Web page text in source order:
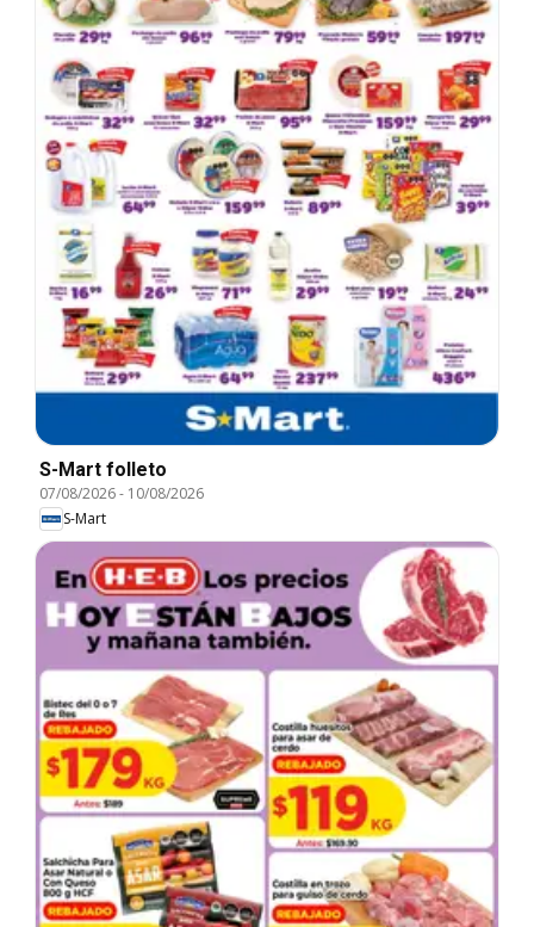
S-Mart folleto
07/08/2026- 10/08/2026
S-Mart